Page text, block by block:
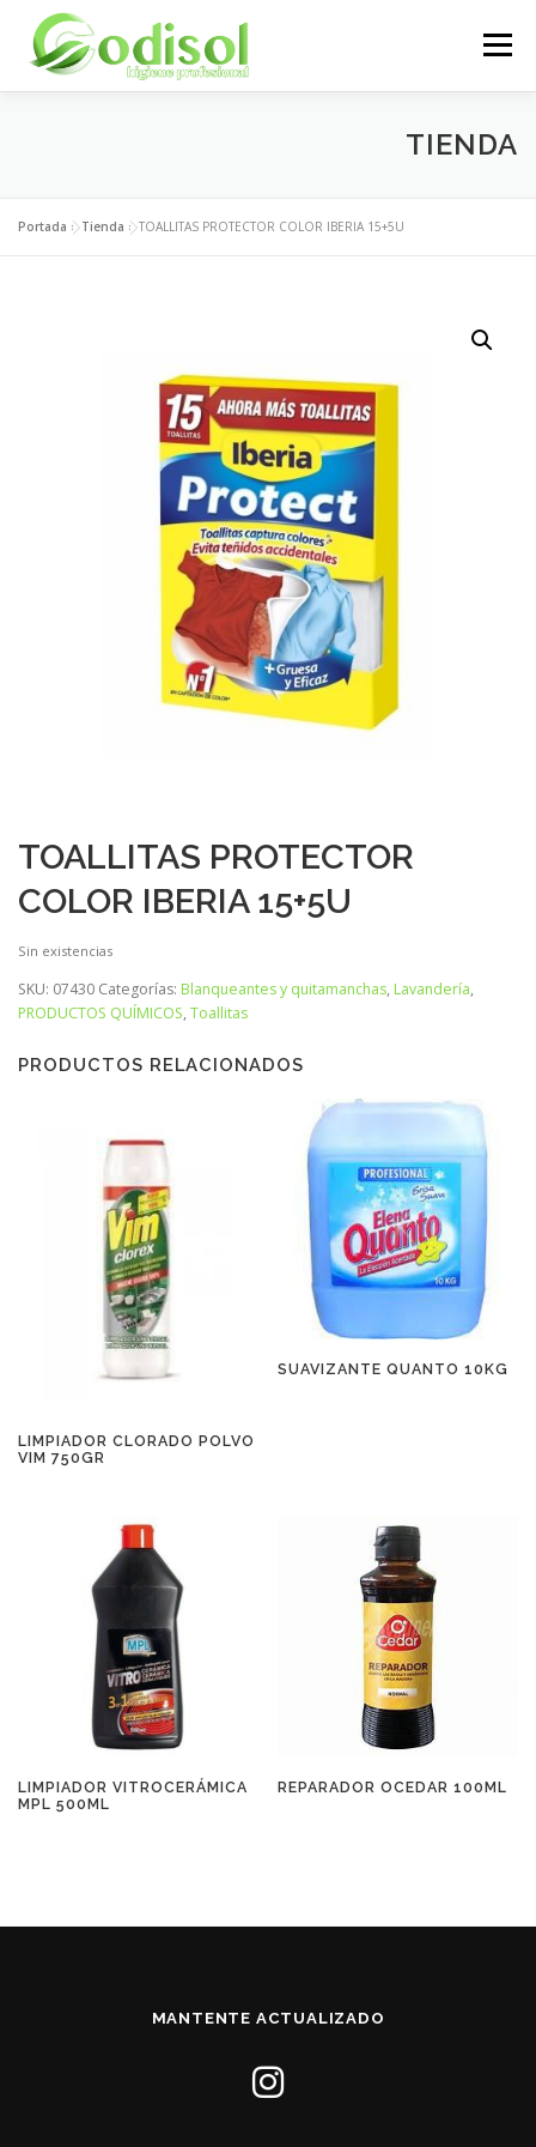
contenido
Menú
ÁREA CLIENTES CONTACTO
TIENDA
Portada »Tienda »TOALLITAS PROTECTOR COLOR IBERIA 15+5U
TOALLITAS PROTECTOR
COLOR IBERIA 15+5U
Sin existencias
SKU: 07430 Categorías: Blanqueantes y quitamanchas, Lavandería,
PRODUCTOS QUÍMICOS, Toallitas
PRODUCTOS RELACIONADOS
LIMPIADOR CLORADO POLVO
VIM 750GR
SUAVIZANTE QUANTO 10KG
LIMPIADOR VITROCERÁMICA
MPL 500ML
REPARADOR OCEDAR 100ML
MANTENTE ACTUALIZADO